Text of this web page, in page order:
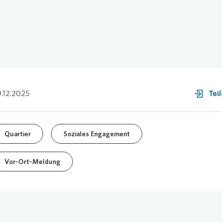
Quartier Soziales Engagement
Vor-Ort-Meldung